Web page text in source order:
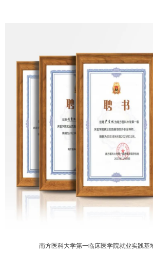
南方医科大学第一临床医学院就业实践基